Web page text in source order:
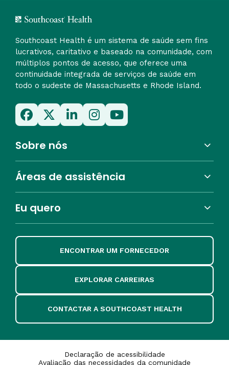
Southcoast Health é um sistema de saúde sem fins
lucrativos, caritativo e baseado na comunidade, com
múltiplos pontos de acesso, que oferece uma
continuidade integrada de serviços de saúde em
todo o sudeste de Massachusetts e Rhode Island.
Sobre nós
Áreas de assistência
Eu quero
ENCONTRAR UM FORNECEDOR
EXPLORAR CARREIRAS
CONTACTAR A SOUTHCOAST HEALTH
Declaração de acessibilidade
Avaliação das necessidades da comunidade